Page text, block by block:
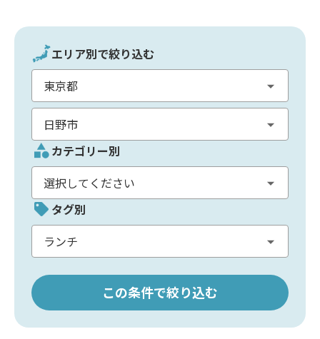
エリア別で絞り込む
カテゴリー別
タグ別
この条件で絞り込む